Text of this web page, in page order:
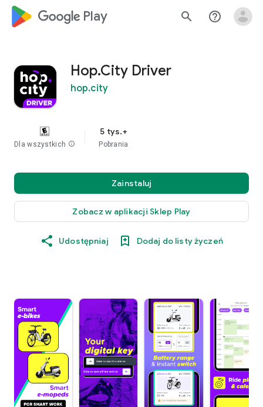
google_logo Play search help_outline
Hop.City Driver
hop.city
Dla wszystkich info
5 tys.+
Pobrania
Zainstaluj
Zobacz w aplikacji Sklep Play
Udostępniaj Dodaj do listy życzeń